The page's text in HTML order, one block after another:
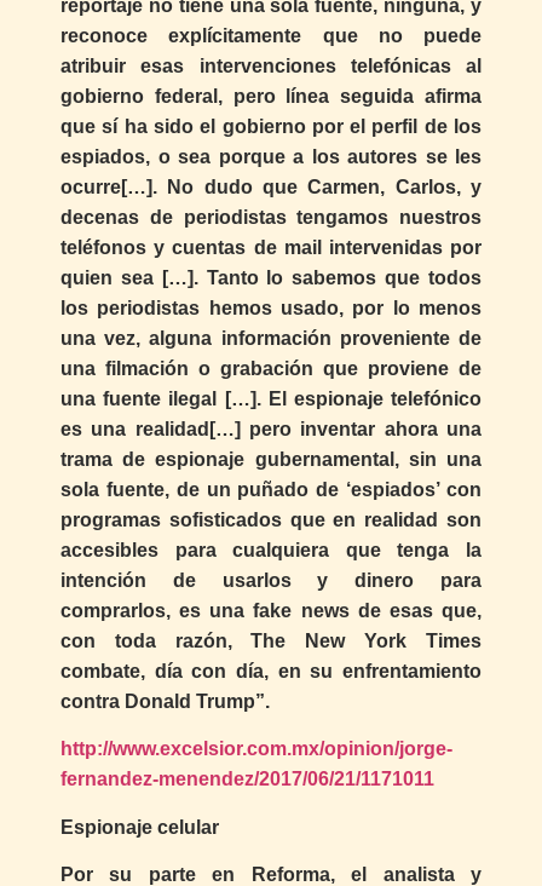
reportaje no tiene una sola fuente, ninguna, y
reconoce explícitamente que no puede
atribuir esas intervenciones telefónicas al
gobierno federal, pero línea seguida afirma
que sí ha sido el gobierno por el perfil de los
espiados, o sea porque a los autores se les
ocurre[…]. No dudo que Carmen, Carlos, y
decenas de periodistas tengamos nuestros
teléfonos y cuentas de mail intervenidas por
quien sea […]. Tanto lo sabemos que todos
los periodistas hemos usado, por lo menos
una vez, alguna información proveniente de
una filmación o grabación que proviene de
una fuente ilegal […]. El espionaje telefónico
es una realidad[…] pero inventar ahora una
trama de espionaje gubernamental, sin una
sola fuente, de un puñado de ‘espiados’ con
programas sofisticados que en realidad son
accesibles para cualquiera que tenga la
intención de usarlos y dinero para
comprarlos, es una fake news de esas que,
con toda razón, The New York Times
combate, día con día, en su enfrentamiento
contra Donald Trump”.
http://www.excelsior.com.mx/opinion/jorge-
fernandez-menendez/2017/06/21/1171011
Espionaje celular
Por su parte en Reforma, el analista y